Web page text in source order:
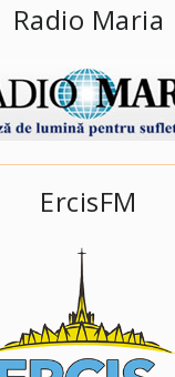
Radio Maria
ErcisFM